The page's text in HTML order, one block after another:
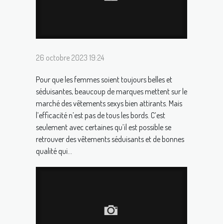
26 octobre 2023 19:24
Pour que les femmes soient toujours belles et
séduisantes, beaucoup de marques mettent sur le
marché des vêtements sexys bien attirants. Mais
l’efficacité n’est pas de tous les bords. C’est
seulement avec certaines qu’il est possible se
retrouver des vêtements séduisants et de bonnes
qualité qui...